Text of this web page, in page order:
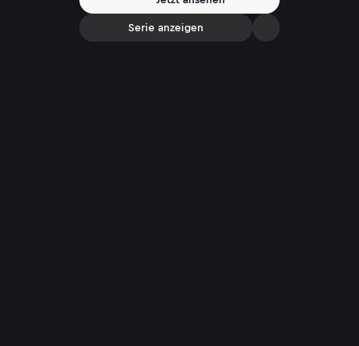
Bräuche in der unmittelbaren Umgebung. Tirol isch‘ lei oans. Aber am
Fuße des Wilden Kaisers ist es anders...
Serie anzeigen